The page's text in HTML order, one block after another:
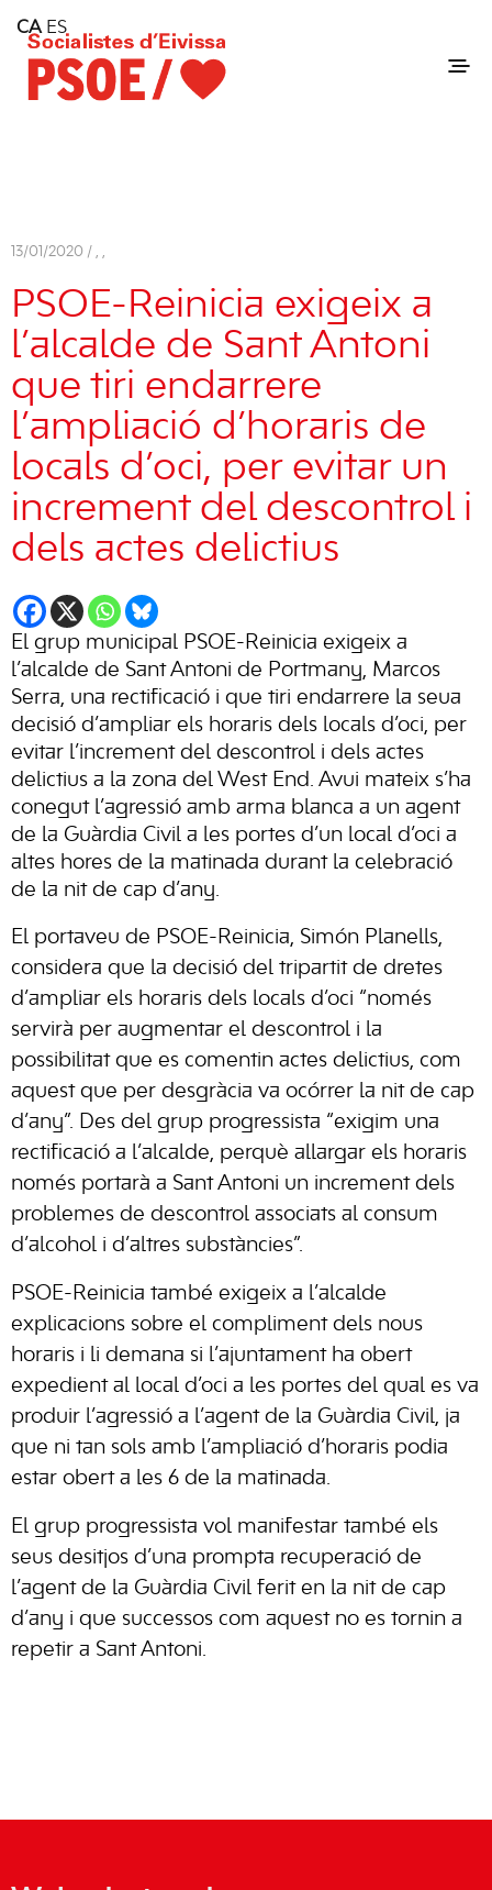
Consell Insular d'Eivissa
Services
Contact
13/01/2020 / , ,
PSOE-Reinicia exigeix a
l’alcalde de Sant Antoni
que tiri endarrere
l’ampliació d’horaris de
locals d’oci, per evitar un
increment del descontrol i
dels actes delictius
El grup municipal PSOE-Reinicia exigeix a
l’alcalde de Sant Antoni de Portmany, Marcos
Serra, una rectificació i que tiri endarrere la seua
decisió d’ampliar els horaris dels locals d’oci, per
evitar l’increment del descontrol i dels actes
delictius a la zona del West End. Avui mateix s’ha
conegut l’agressió amb arma blanca a un agent
de la Guàrdia Civil a les portes d’un local d’oci a
altes hores de la matinada durant la celebració
de la nit de cap d’any.
El portaveu de PSOE-Reinicia, Simón Planells,
considera que la decisió del tripartit de dretes
d’ampliar els horaris dels locals d’oci “només
servirà per augmentar el descontrol i la
possibilitat que es comentin actes delictius, com
aquest que per desgràcia va ocórrer la nit de cap
d’any”. Des del grup progressista “exigim una
rectificació a l’alcalde, perquè allargar els horaris
només portarà a Sant Antoni un increment dels
problemes de descontrol associats al consum
d’alcohol i d’altres substàncies”.
PSOE-Reinicia també exigeix a l’alcalde
explicacions sobre el compliment dels nous
horaris i li demana si l’ajuntament ha obert
expedient al local d’oci a les portes del qual es va
produir l’agressió a l’agent de la Guàrdia Civil, ja
que ni tan sols amb l’ampliació d’horaris podia
estar obert a les 6 de la matinada.
El grup progressista vol manifestar també els
seus desitjos d’una prompta recuperació de
l’agent de la Guàrdia Civil ferit en la nit de cap
d’any i que successos com aquest no es tornin a
repetir a Sant Antoni.
CA ES